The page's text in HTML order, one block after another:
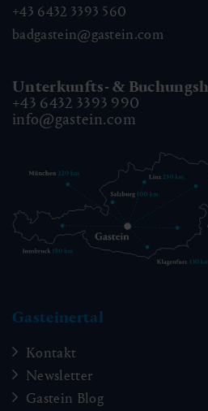
+43 6432 3393 560
badgastein@gastein.com
Unterkunfts- &
+43 6432 3393 990
info@gastein.com
Gasteinertal
Kontakt
Newsletter
Gastein Blog